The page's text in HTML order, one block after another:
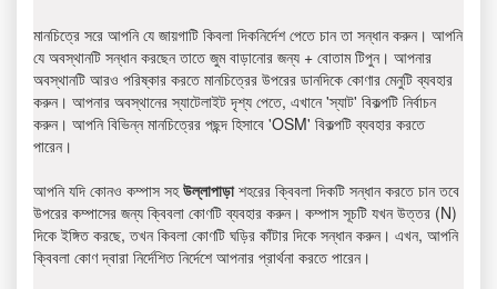
মানচিত্রে সরে আপনি যে জায়গাটি কিবলা দিকনির্দেশ পেতে চান তা সন্ধান করুন। আপনি
যে অবস্থানটি সন্ধান করছেন তাতে জুম বাড়ানোর জন্য + বোতাম টিপুন। আপনার
অবস্থানটি আরও পরিষ্কার করতে মানচিত্রের উপরের ডানদিকে কোণার মেনুটি ব্যবহার
করুন। আপনার অবস্থানের স্যাটেলাইট দৃশ্য পেতে, এখানে 'স্যাট' বিকল্পটি নির্বাচন
করুন। আপনি বিভিন্ন মানচিত্রের পছন্দ হিসাবে 'OSM' বিকল্পটি ব্যবহার করতে
পারেন।
আপনি যদি কোনও কম্পাস সহউল্লাপাড়াশহরের ক্বিবলা দিকটি সন্ধান করতে চান তবে
উপরের কম্পাসের জন্য ক্বিবলা কোণটি ব্যবহার করুন। কম্পাস সূচটি যখন উত্তর (N)
দিকে ইঙ্গিত করছে, তখন কিবলা কোণটি ঘড়ির কাঁটার দিকে সন্ধান করুন। এখন, আপনি
ক্বিবলা কোণ দ্বারা নির্দেশিত নির্দেশে আপনার প্রার্থনা করতে পারেন।